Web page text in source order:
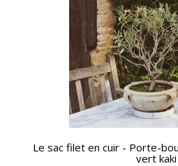
APERÇU
Le sac filet en cuir - Porte-
vert kaki